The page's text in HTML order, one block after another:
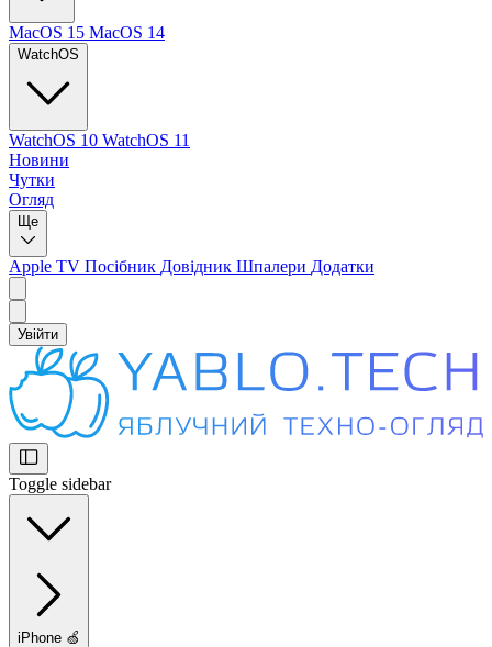
MacOS 15 MacOS 14
WatchOS
WatchOS 10 WatchOS 11
Новини
Чутки
Огляд
Ще
Apple TV Посібник Довідник Шпалери Додатки
Увійти
Toggle sidebar
iPhone 🍏